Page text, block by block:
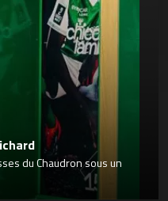
du Chaudron sous un